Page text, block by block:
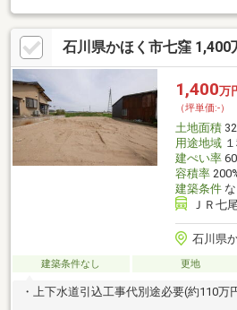
すが竿部分の幅は11m超と広く、車の出
す。徒歩圏内には「クスリのアオキ」（
リーマート」（徒歩約６分）など、毎日
が揃っています。ゆとりある広さと利便
物件です。
石川県かほく市七窪 1,400
1,400万
（坪単価:-）
土地面積
用途地域１
建ぺい率
容積率
建築条件な
ＪＲ七
石川県
建築条件なし 更地
・上下水道引込工事代別途必要(約110万